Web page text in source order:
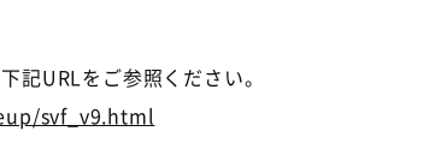
記URLをご参照ください。
svf_v9.html